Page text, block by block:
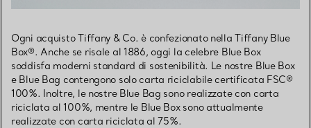
Ogni acquisto Tiffany & Co. è confezionato nella Tiffany Blue
Box®. Anche se risale al 1886, oggi la celebre Blue Box
soddisfa moderni standard di sostenibilità. Le nostre Blue Box
e Blue Bag contengono solo carta riciclabile certificata FSC®
100%. Inoltre, le nostre Blue Bag sono realizzate con carta
riciclata al 100%, mentre le Blue Box sono attualmente
realizzate con carta riciclata al 75%.